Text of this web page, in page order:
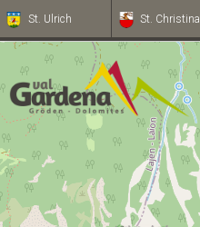
St. Ulrich St. Christina